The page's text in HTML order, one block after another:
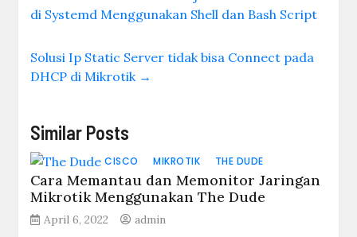
di Systemd Menggunakan Shell dan Bash Script
Solusi Ip Static Server tidak bisa Connect pada
DHCP di Mikrotik →
Similar Posts
CISCO MIKROTIK THE DUDE
Cara Memantau dan Memonitor Jaringan
Mikrotik Menggunakan The Dude
April 6, 2022 admin